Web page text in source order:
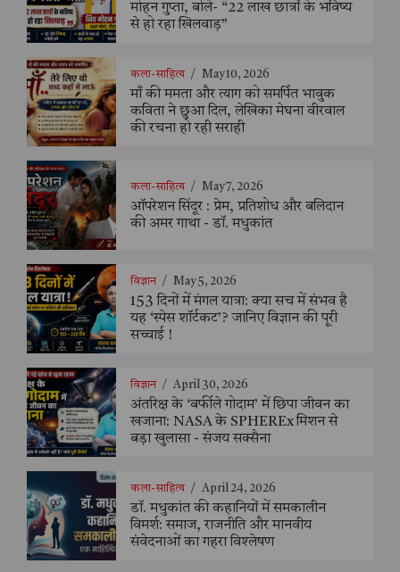
मोहन गुप्ता, बोले- “22 लाख छात्रों के भविष्य
से हो रहा खिलवाड़”
कला-साहित्य / May 10, 2026
माँ की ममता और त्याग को समर्पित भावुक
कविता ने छुआ दिल, लेखिका मेघना वीरवाल
की रचना हो रही सराही
कला-साहित्य / May 7, 2026
ऑपरेशन सिंदूर : प्रेम, प्रतिशोध और बलिदान
की अमर गाथा - डॉ. मधुकांत
विज्ञान / May 5, 2026
153 दिनों में मंगल यात्रा: क्या सच में संभव है
यह ‘स्पेस शॉर्टकट’? जानिए विज्ञान की पूरी
सच्चाई !
विज्ञान / April 30, 2026
अंतरिक्ष के ‘बर्फीले गोदाम’ में छिपा जीवन का
खजाना: NASA के SPHEREx मिशन से
बड़ा खुलासा - संजय सक्सैना
कला-साहित्य / April 24, 2026
डॉ. मधुकांत की कहानियों में समकालीन
विमर्श: समाज, राजनीति और मानवीय
संवेदनाओं का गहरा विश्लेषण